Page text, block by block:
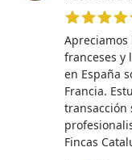
5 de 5
Apreciamos
franceses y
en España
Francia.
transacción
Fincas